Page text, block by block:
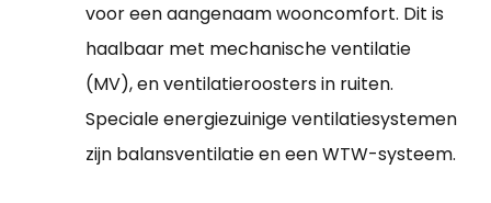
voor een aangenaam wooncomfort. Dit is
haalbaar met mechanische ventilatie
(MV), en ventilatieroosters in ruiten.
Speciale energiezuinige ventilatiesystemen
zijn balansventilatie en een WTW-systeem.